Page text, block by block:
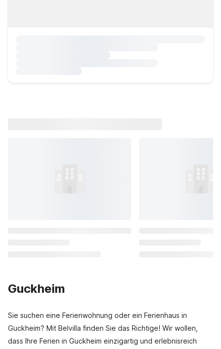
Guckheim
Sie suchen eine Ferienwohnung oder ein Ferienhaus in
Guckheim? Mit Belvilla finden Sie das Richtige! Wir wollen,
dass Ihre Ferien in Guckheim einzigartig und erlebnisreich